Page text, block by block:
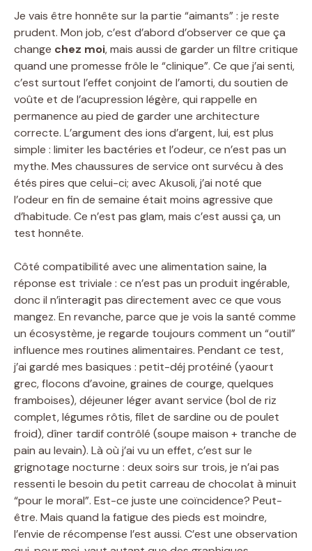
Je vais être honnête sur la partie “aimants” : je reste
prudent. Mon job, c’est d’abord d’observer ce que ça
change chez moi, mais aussi de garder un filtre critique
quand une promesse frôle le “clinique”. Ce que j’ai senti,
c’est surtout l’effet conjoint de l’amorti, du soutien de
voûte et de l’acupression légère, qui rappelle en
permanence au pied de garder une architecture
correcte. L’argument des ions d’argent, lui, est plus
simple : limiter les bactéries et l’odeur, ce n’est pas un
mythe. Mes chaussures de service ont survécu à des
étés pires que celui-ci; avec Akusoli, j’ai noté que
l’odeur en fin de semaine était moins agressive que
d’habitude. Ce n’est pas glam, mais c’est aussi ça, un
test honnête.
Côté compatibilité avec une alimentation saine, la
réponse est triviale : ce n’est pas un produit ingérable,
donc il n’interagit pas directement avec ce que vous
mangez. En revanche, parce que je vois la santé comme
un écosystème, je regarde toujours comment un “outil”
influence mes routines alimentaires. Pendant ce test,
j’ai gardé mes basiques : petit-déj protéiné (yaourt
grec, flocons d’avoine, graines de courge, quelques
framboises), déjeuner léger avant service (bol de riz
complet, légumes rôtis, filet de sardine ou de poulet
froid), dîner tardif contrôlé (soupe maison + tranche de
pain au levain). Là où j’ai vu un effet, c’est sur le
grignotage nocturne : deux soirs sur trois, je n’ai pas
ressenti le besoin du petit carreau de chocolat à minuit
“pour le moral”. Est-ce juste une coïncidence? Peut-
être. Mais quand la fatigue des pieds est moindre,
l’envie de récompense l’est aussi. C’est une observation